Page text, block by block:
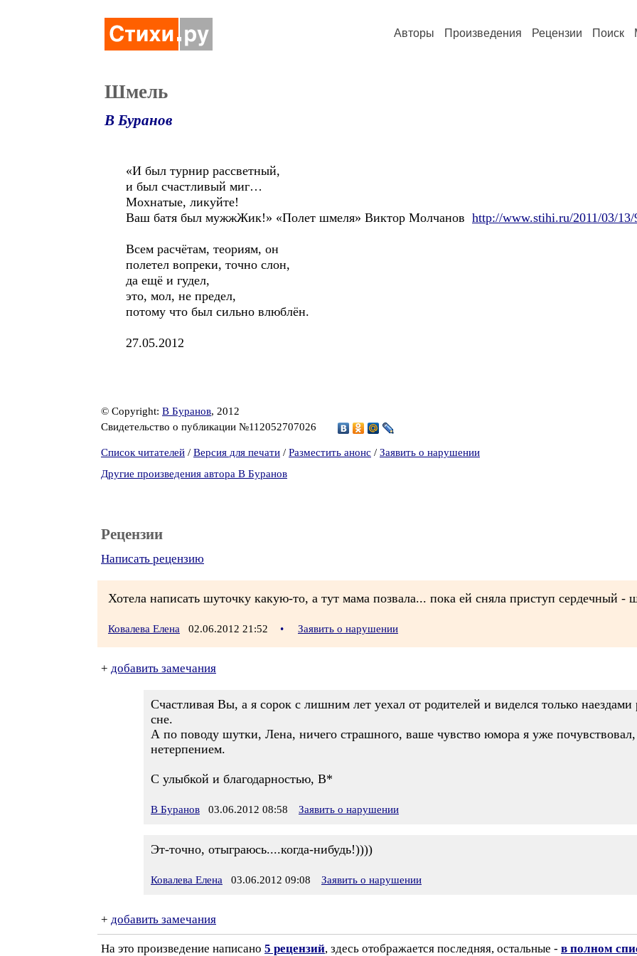
Авторы Произведения Рецензии Поиск
Шмель
В Буранов
«И был турнир рассветный,
и был счастливый миг…
Мохнатые, ликуйте!
Ваш батя был мужжЖик!» «Полет шмеля» Виктор Молчанов http://www.stihi.ru/2011/03/13/
Всем расчётам, теориям, он
полетел вопреки, точно слон,
да ещё и гудел,
это, мол, не предел,
потому что был сильно влюблён.
27.05.2012
© Copyright: В Буранов, 2012
Свидетельство о публикации №112052707026
Список читателей / Версия для печати / Разместить анонс / Заявить о нарушении
Другие произведения автора В Буранов
Рецензии
Написать рецензию
Хотела написать шуточку какую-то, а тут мама позвала... пока ей сняла приступ сердечный -
Ковалева Елена 02.06.2012 21:52 • Заявить о нарушении
+ добавить замечания
Счастливая Вы, а я сорок с лишним лет уехал от родителей и виделся только наездами
сне.
А по поводу шутки, Лена, ничего страшного, ваше чувство юмора я уже почувствовал,
нетерпением.
С улыбкой и благодарностью, В*
В Буранов 03.06.2012 08:58 Заявить о нарушении
Эт-точно, отыграюсь....когда-нибудь!))))
Ковалева Елена 03.06.2012 09:08 Заявить о нарушении
+ добавить замечания
На это произведение написано 5 рецензий, здесь отображается последняя, остальные - в полном